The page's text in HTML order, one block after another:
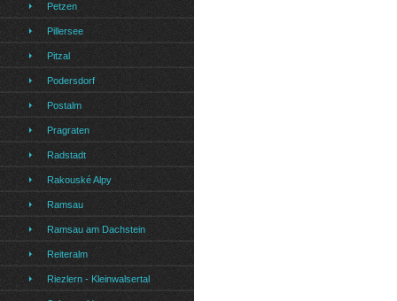
Petzen
Pillersee
Pitzal
Podersdorf
Postalm
Pragraten
Radstadt
Rakouské Alpy
Ramsau
Ramsau am Dachstein
Reiteralm
Riezlern - Kleinwalsertal